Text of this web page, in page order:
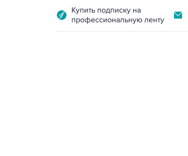
Купить подписку на
профессиональную ленту